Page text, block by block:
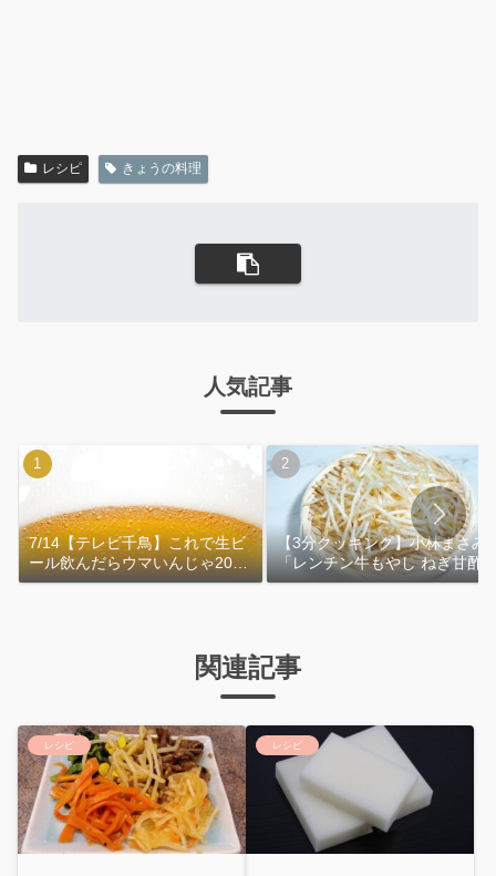
レシピ きょうの料理
人気記事
7/14【テレビ千鳥】これで生ビ
ール飲んだらウマいんじゃ2026
｜おおよその作り方
【3分クッキング】小林まさみ
「レンチン牛もやし ねぎ甘酢
れ」作り方
関連記事
レシピ レシピ